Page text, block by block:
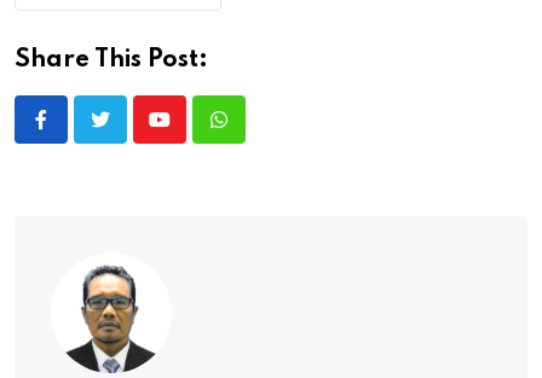
Share This Post:
YoutubeWhatsapp